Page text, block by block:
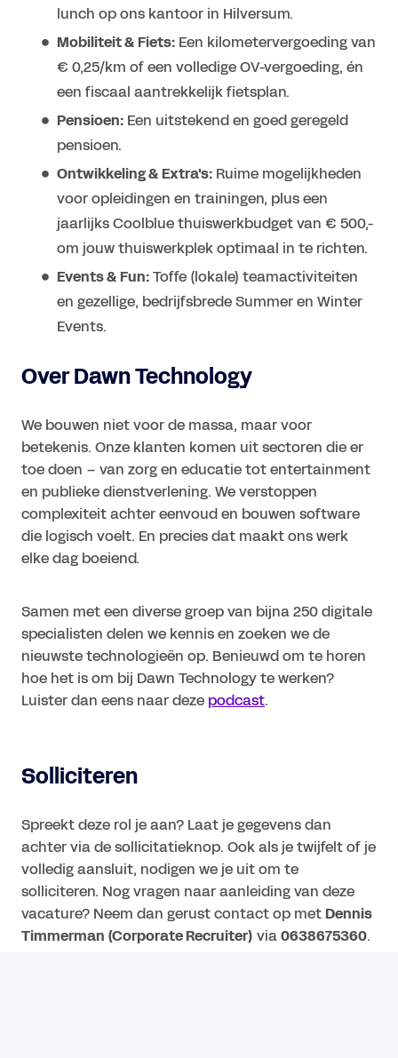
lunch op ons kantoor in Hilversum.
Mobiliteit & Fiets: Een kilometervergoeding van
€ 0,25/km of een volledige OV-vergoeding, én
een fiscaal aantrekkelijk fietsplan.
Pensioen: Een uitstekend en goed geregeld
pensioen.
Ontwikkeling & Extra's: Ruime mogelijkheden
voor opleidingen en trainingen, plus een
jaarlijks Coolblue thuiswerkbudget van € 500,-
om jouw thuiswerkplek optimaal in te richten.
Events & Fun:Toffe (lokale) teamactiviteiten
en gezellige, bedrijfsbrede Summer en Winter
Events.
Over Dawn Technology
We bouwen niet voor de massa, maar voor
betekenis. Onze klanten komen uit sectoren die er
toe doen – van zorg en educatie tot entertainment
en publieke dienstverlening. We verstoppen
complexiteit achter eenvoud en bouwen software
die logisch voelt. En precies dat maakt ons werk
elke dag boeiend.
Samen met een diverse groep van bijna 250 digitale
specialisten delen we kennis en zoeken we de
nieuwste technologieën op. Benieuwd om te horen
hoe het is om bij Dawn Technology te werken?
Luister dan eens naar deze podcast.
Solliciteren
Spreekt deze rol je aan? Laat je gegevens dan
achter via de sollicitatieknop. Ook als je twijfelt of je
volledig aansluit, nodigen we je uit om te
solliciteren. Nog vragen naar aanleiding van deze
vacature? Neem dan gerust contact op met Dennis
Timmerman (Corporate Recruiter) via0638675360.